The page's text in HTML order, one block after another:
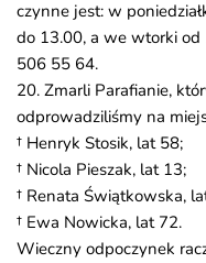
czynne jest: w
do 13.00, a we wtorki
506 55 64.
20. Zmarli Parafianie,
odprowadziliśmy na
† Henryk Stosik, lat 58;
† Nicola Pieszak, lat 13;
† Renata Świątkowska,
† Ewa Nowicka, lat 72.
Wieczny odpoczynek